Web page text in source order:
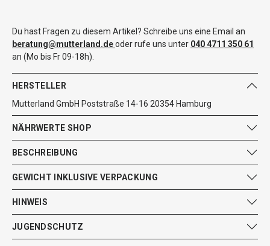
Du hast Fragen zu diesem Artikel? Schreibe uns eine Email an
beratung@mutterland.deoder rufe uns unter 040 4711 350 61
an (Mo bis Fr 09-18h).
HERSTELLER
Mutterland GmbH Poststraße 14-16 20354 Hamburg
NÄHRWERTE SHOP
BESCHREIBUNG
GEWICHT INKLUSIVE VERPACKUNG
HINWEIS
JUGENDSCHUTZ